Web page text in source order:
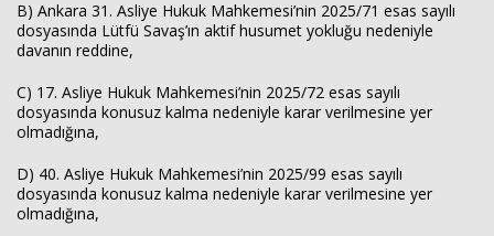
B) Ankara 31. Asliye Hukuk Mahkemesi’nin 2025/71 esas sayılı
dosyasında Lütfü Savaş’ın aktif husumet yokluğu nedeniyle
davanın reddine,
C) 17. Asliye Hukuk Mahkemesi’nin 2025/72 esas sayılı
dosyasında konusuz kalma nedeniyle karar verilmesine yer
olmadığına,
D) 40. Asliye Hukuk Mahkemesi’nin 2025/99 esas sayılı
dosyasında konusuz kalma nedeniyle karar verilmesine yer
olmadığına,